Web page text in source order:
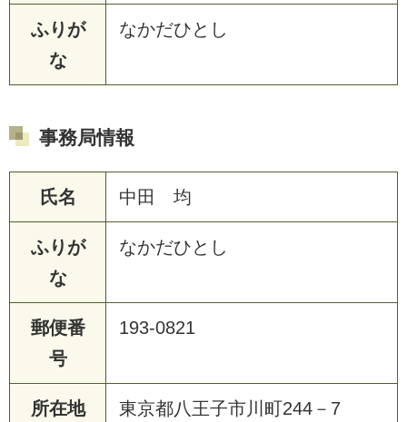
ふりが
な
なかだひとし
事務局情報
氏名 中田 均
ふりが
な
なかだひとし
郵便番
号
193-0821
所在地 東京都八王子市川町244－7